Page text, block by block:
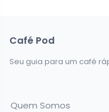
Café Pod
Seu guia para um café
Quem Somos